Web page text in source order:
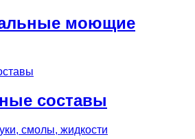
моющие
составы